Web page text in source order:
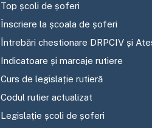
Top școli de șoferi
Înscriere la școala de șoferi
Întrebări chestionare DRPCIV și
Indicatoare și marcaje rutiere
Curs de legislație rutieră
Codul rutier actualizat
Legislație școli de șoferi